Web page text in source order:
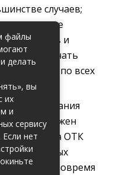
случаев;
применение
автоматов и
получать
шов по всех
окончания
должен
отдела ОТК
и явных
вовремя
файлы
делать
вы
их
и
сервису
нет